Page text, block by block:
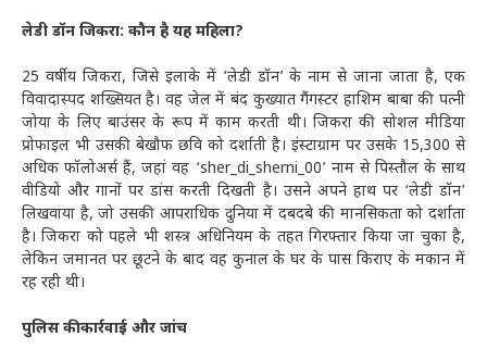
लेडी डॉन जिकरा: कौन है यह महिला?
25 वर्षीय जिकरा, जिसे इलाके में ‘लेडी डॉन’ के नाम से जाना जाता है, एक
विवादास्पद शख्सियत है। वह जेल में बंद कुख्यात गैंगस्टर हाशिम बाबा की पत्नी
जोया के लिए बाउंसर के रूप में काम करती थी। जिकरा की सोशल मीडिया
प्रोफाइल भी उसकी बेखौफ छवि को दर्शाती है। इंस्टाग्राम पर उसके 15,300 से
अधिक फॉलोअर्स हैं, जहां वह ‘sher_di_sherni_00’ नाम से पिस्तौल के साथ
वीडियो और गानों पर डांस करती दिखती है। उसने अपने हाथ पर ‘लेडी डॉन’
लिखवाया है, जो उसकी आपराधिक दुनिया में दबदबे की मानसिकता को दर्शाता
है। जिकरा को पहले भी शस्त्र अधिनियम के तहत गिरफ्तार किया जा चुका है,
लेकिन जमानत पर छूटने के बाद वह कुनाल के घर के पास किराए के मकान में
रह रही थी।
पुलिस की कार्रवाई और जांच